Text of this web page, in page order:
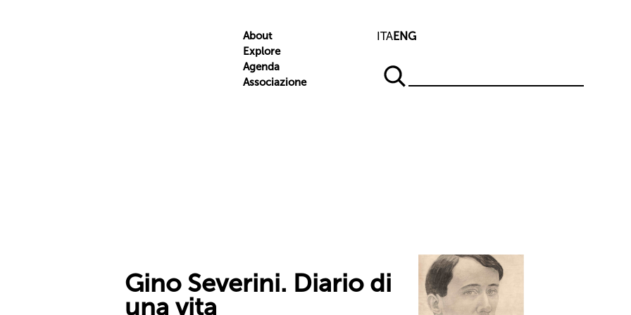
About
Explore
Agenda
Associazione
ITAENG
Gino Severini. Diario di
una vita